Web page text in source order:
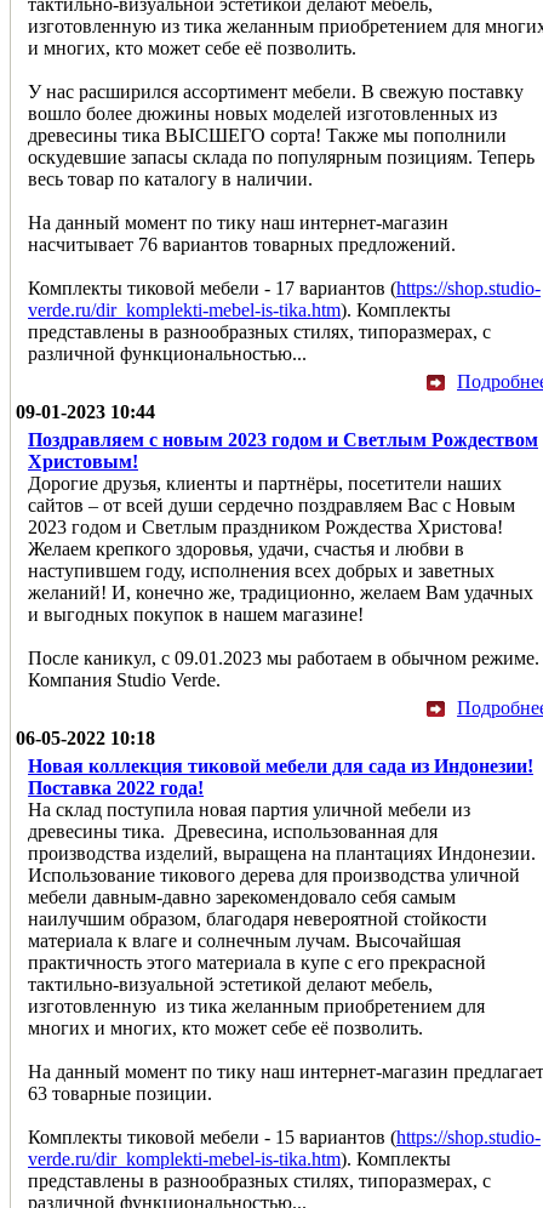
изготовленную из тика желанным приобретением для
и многих, кто может себе её позволить.
У нас расширился ассортимент мебели. В свежую поставку
вошло более дюжины новых моделей изготовленных из
древесины тика ВЫСШЕГО сорта! Также мы пополнили
оскудевшие запасы склада по популярным позициям. Теперь
весь товар по каталогу в наличии.
На данный момент по тику наш интернет-магазин
насчитывает 76 вариантов товарных предложений.
Комплекты тиковой мебели - 17 вариантов (https://shop.studio-
verde.ru/dir_komplekti-mebel-is-tika.htm). Комплекты
представлены в разнообразных стилях, типоразмерах, с
различной функциональностью...
09-01-2023 10:44
Поздравляем с новым 2023 годом и Светлым Рождеством
Христовым!
Дорогие друзья, клиенты и партнёры, посетители наших
сайтов – от всей души сердечно поздравляем Вас с Новым
2023 годом и Светлым праздником Рождества Христова!
Желаем крепкого здоровья, удачи, счастья и любви в
наступившем году, исполнения всех добрых и заветных
желаний! И, конечно же, традиционно, желаем Вам удачных
и выгодных покупок в нашем магазине!
После каникул, с 09.01.2023 мы работаем в обычном режиме.
Компания Studio Verde.
06-05-2022 10:18
Новая коллекция тиковой мебели для сада из Индонезии!
Поставка 2022 года!
На склад поступила новая партия уличной мебели из
древесины тика. Древесина, использованная для
производства изделий, выращена на плантациях Индонезии.
Использование тикового дерева для производства уличной
мебели давным-давно зарекомендовало себя самым
наилучшим образом, благодаря невероятной стойкости
материала к влаге и солнечным лучам. Высочайшая
практичность этого материала в купе с его прекрасной
тактильно-визуальной эстетикой делают мебель,
изготовленную из тика желанным приобретением для
многих и многих, кто может себе её позволить.
На данный момент по тику наш интернет-магазин предлагает
63 товарные позиции.
Комплекты тиковой мебели - 15 вариантов (https://shop.studio-
verde.ru/dir_komplekti-mebel-is-tika.htm). Комплекты
представлены в разнообразных стилях, типоразмерах, с
различной функциональностью...